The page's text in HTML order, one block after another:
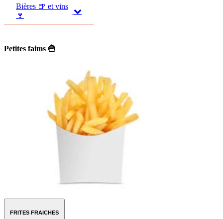
Bières 🍺 et vins
🍷
Petites faims 🍟
FRITES FRAICHES